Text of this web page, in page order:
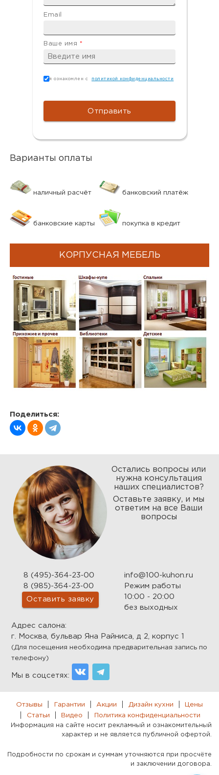
Email
Ваше имя *
Согласие
я ознакомлен с
политикой конфиденциальности
Варианты оплаты
наличный расчёт банковский платёж
банковские карты покупка в кредит
КОРПУСНАЯ МЕБЕЛЬ
Поделиться:
Остались вопросы или
нужна консультация
наших специалистов?
Оставьте заявку, и мы
ответим на все Ваши
вопросы
8 (495)-364-23-00
8 (985)-364-23-00
Оставить заявку
info@100-kuhon.ru
Режим работы
10:00 - 20:00
без выходных
Адрес салона:
г. Москва, бульвар Яна Райниса, д 2, корпус 1
(Для посещения необходима предварительная запись по
телефону)
Мы в соцсетях:
Отзывы Гарантии Акции Дизайн кухни
Цены
Статьи
Видео Политика конфиденциальности
Информация на сайте носит рекламный и ознакомительный
характер и не является публичной офертой.
Подробности по срокам и суммам уточняются при просчёте
и заключении договора.